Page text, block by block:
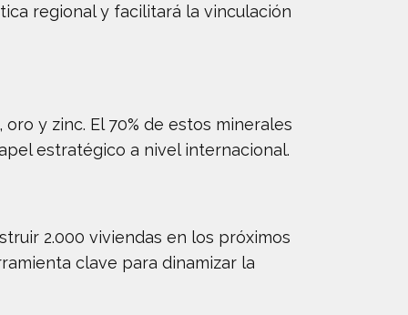
regional y facilitará la vinculación
y zinc. El 70% de estos minerales
estratégico a nivel internacional.
2.000 viviendas en los próximos
clave para dinamizar la